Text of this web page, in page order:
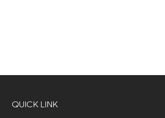
QUICK LINK